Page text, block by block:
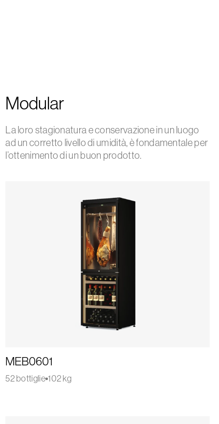
Modular
La loro stagionatura e conservazione in un luogo
ad un corretto livello di umidità, è fondamentale per
l’ottenimento di un buon prodotto.
MEB0601
52 bottiglie 102 kg